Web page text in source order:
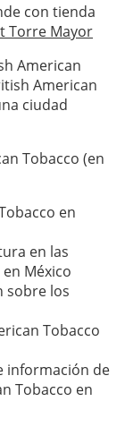
con tienda
Torre Mayor
American
American
ciudad
Tobacco (en
en
en las
México
sobre los
Tobacco
información de
Tobacco en